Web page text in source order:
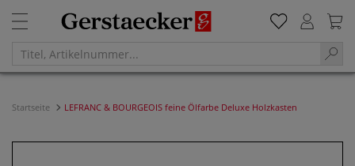
Startseite LEFRANC & BOURGEOIS feine Ölfarbe Deluxe Holzkasten